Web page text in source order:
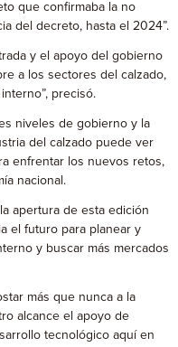
que confirmaba la no
del decreto, hasta el 2024”.
y el apoyo del gobierno
a los sectores del calzado,
precisó.
niveles de gobierno y la
del calzado puede ver
enfrentar los nuevos retos,
nacional.
apertura de esta edición
el futuro para planear y
y buscar más mercados
más que nunca a la
alcance el apoyo de
tecnológico aquí en